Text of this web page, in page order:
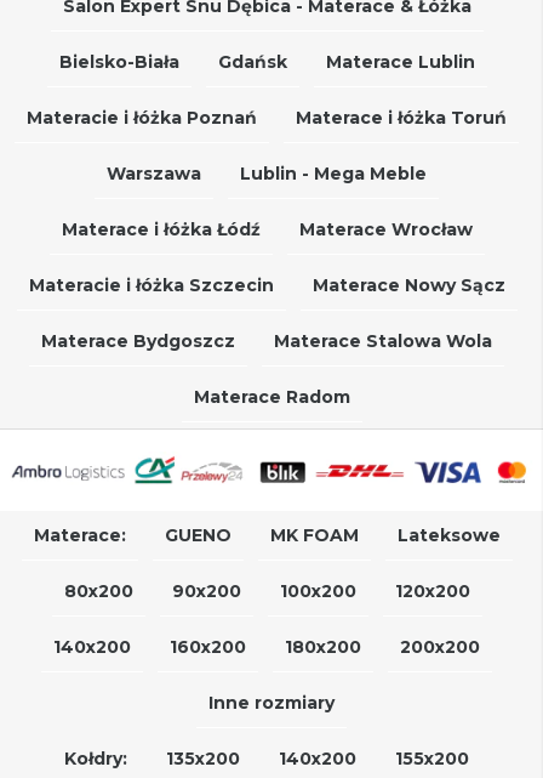
Salon Expert Snu Dębica - Materace & Łóżka
Bielsko-Biała Gdańsk Materace Lublin
Materacie i łóżka Poznań Materace i łóżka Toruń
Warszawa Lublin - Mega Meble
Materace i łóżka Łódź Materace Wrocław
Materacie i łóżka Szczecin Materace Nowy Sącz
Materace Bydgoszcz Materace Stalowa Wola
Materace Radom
Materace: GUENO MK FOAM Lateksowe
80x200 90x200 100x200 120x200
140x200 160x200 180x200 200x200
Inne rozmiary
Kołdry: 135x200 140x200 155x200